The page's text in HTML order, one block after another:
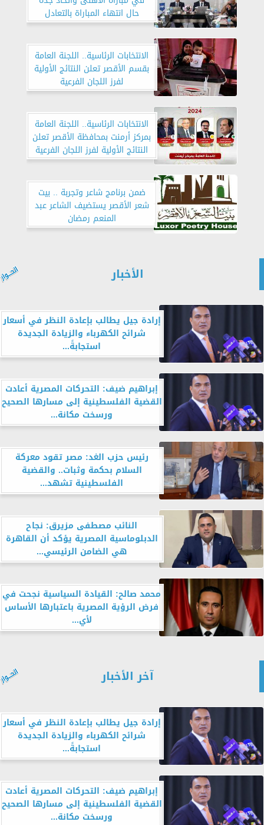
حال انتهاء المباراة بالتعادل
الانتخابات الرئاسية.. اللجنة العامة
بقسم الأقصر تعلن النتائج الأولية
لفرز اللجان الفرعية
الانتخابات الرئاسية.. اللجنة العامة
بمركز أرمنت بمحافظة الأقصر تعلن
النتائج الأولية لفرز اللجان الفرعية
ضمن برنامج شاعر وتجربة .. بيت
شعر الأقصر يستضيف الشاعر عبد
المنعم رمضان
الأخبار
إرادة جيل يطالب بإعادة النظر في أسعار
شرائح الكهرباء والزيادة الجديدة
استجابةً...
إبراهيم ضيف: التحركات المصرية أعادت
القضية الفلسطينية إلى مسارها الصحيح
ورسخت مكانة...
رئيس حزب الغد: مصر تقود معركة
السلام بحكمة وثبات.. والقضية
الفلسطينية تشهد...
النائب مصطفى مزيرق: نجاح
الدبلوماسية المصرية يؤكد أن القاهرة
هي الضامن الرئيسي...
محمد صالح: القيادة السياسية نجحت في
فرض الرؤية المصرية باعتبارها الأساس
لأي...
آخر الأخبار
إرادة جيل يطالب بإعادة النظر في أسعار
شرائح الكهرباء والزيادة الجديدة
استجابةً...
إبراهيم ضيف: التحركات المصرية أعادت
القضية الفلسطينية إلى مسارها الصحيح
ورسخت مكانة...